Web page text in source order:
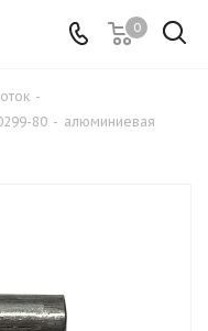
0
-
80 - алюминиевая